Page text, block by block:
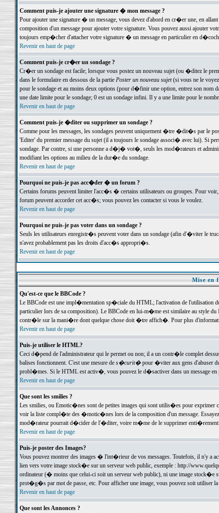
Comment puis-je ajouter une signature � mon message ?
Pour ajouter une signature � un message, vous devez d'abord en cr�er une, en
composition d'un message pour ajouter votre signature. Vous pouvez aussi ajouter
toujours emp�cher d'attacher votre signature � un message en particulier en
Revenir en haut de page
Comment puis-je cr�er un sondage ?
Cr�er un sondage est facile; lorsque vous postez un nouveau sujet (ou �ditez le
dans le formulaire en dessous de la partie Poster un nouveau sujet(si vous ne le voyez
pour le sondage et au moins deux options (pour d�finir une option, entrez son nom
une date limite pour le sondage; 0 est un sondage infini. Il y a une limite pour le
Revenir en haut de page
Comment puis-je �diter ou supprimer un sondage ?
Comme pour les messages, les sondages peuvent uniquement �tre �dit�s par le
'Editer' du premier message du sujet (il a toujours le sondage associ� avec lui). Si
sondage. Par contre, si une personne a d�j� vot�, seuls les mod�rateurs et
modifiant les options au milieu de la dur�e du sondage.
Revenir en haut de page
Pourquoi ne puis-je pas acc�der � un forum ?
Certains forums peuvent limiter l'acc�s � certains utilisateurs ou groupes. Pour
forum peuvent accorder cet acc�s; vous pouvez les contacter si vous le voulez.
Revenir en haut de page
Pourquoi ne puis-je pas voter dans un sondage ?
Seuls les utilisateurs enregistr�s peuvent voter dans un sondage (afin d'�viter le
n'avez probablement pas les droits d'acc�s appropri�s.
Revenir en haut de page
Mise en
Qu'est-ce que le BBCode ?
Le BBCode est une impl�mentation sp�ciale du HTML; l'activation de l'utilisation
particulier lors de sa composition). Le BBCode en lui-m�me est similaire au style
contr�le sur la mani�re dont quelque chose doit �tre affich�. Pour plus
Revenir en haut de page
Puis-je utiliser le HTML?
Ceci d�pend de l'administrateur qui le permet ou non; il a un contr�le complet
balises fonctionnent. C'est une mesure de s�curit�pour �viter aux gens d'abuser
probl�mes. Si le HTML est activ�, vous pouvez le d�sactiver dans un message en
Revenir en haut de page
Que sont les smilies ?
Les smilies, ou Emotic�nes sont de petites images qui sont utilis�es pour exprimer
voir la liste compl�te des �motic�nes lors de la composition d'un message.
mod�rateur pourrait d�cider de l'�diter, voire m�me de le supprimer
Revenir en haut de page
Puis-je poster des Images?
Vous pouvez montrer des images � l'int�rieur de vos messages. Toutefois, il n'y a
lien vers votre image stock�e sur un serveur web public, exemple : http://
ordinateur (� moins que celui-ci soit un serveur web public), ni une image stock�e
prot�g�s par mot de passe, etc. Pour afficher une image, vous pouvez soit
Revenir en haut de page
Que sont les Annonces ?